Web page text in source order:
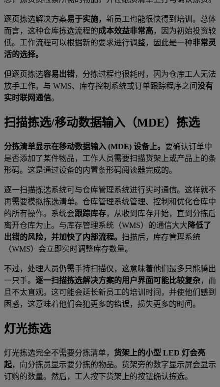
逐页拣选解决方案易于实施， 新员工也能很快得到培训。总体
而言，这种仓库拣选流程的成本效益非常高，因为初始投资较
低。工作流程可以根据新的要求进行调整，因此是一种非常灵
活的选择。
但逐页拣选容易出错，分拣过程也很耗时，因为仓库工人无法
放手工作。与 WMS、库存控制系统或订单跟踪程序之间 没有
实时联网通信。
扫描拣选/移动数据输入（MDE）拣选
分拣清单显示在移动数据输入 (MDE) 设备上。 要确认订单中
是否添加了某件物品，工作人员需要扫描货架上或产品上的条
形码。这是通过设备的内置条形码阅读器完成的。
逐一扫描拣选系统可与仓库管理系统进行实时通信。这样就不
再需要模拟拣选清单。仓库管理系统管理、控制和优化仓库中
的所有操作。系统会跟踪库存，从收到库存开始，直到分拣后
离开仓库为止。与库存管理系统（WMS）的通信大大 降低了
出错的风险，并加快了内部流程。 扫描后，库存管理系统
（WMS）会立即实时调整库存数量。
不过，处理人员仍需手持扫描仪，这意味着他们最多只能腾出
一只手。 逐一扫描拣选解决方案的用户界面可能比较复杂，而
且不太直观。这可能会延长新员工的培训时间，并使他们感到
困惑，这意味着他们会犯更多的错误，损失更多的时间。
灯光拣选
灯光拣选完全不需要分拣清单， 货架上的小型 LED 灯会亮
起，向分拣员显示要分拣的物品。货架旁的数字显示屏会显示
订购的数量。然后，工人按下货架上的按钮确认拣选。